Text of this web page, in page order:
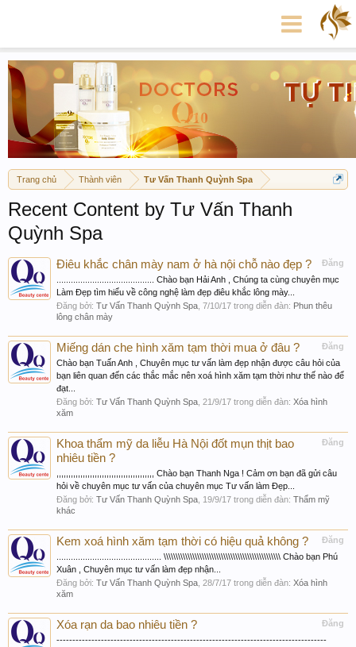
Trang chủ Thành viên Tư Vấn Thanh Quỳnh Spa
Recent Content by Tư Vấn Thanh
Quỳnh Spa
Đăng
Điêu khắc chân mày nam ở hà nội chỗ nào đẹp ?
......................................... Chào bạn Hải Anh , Chúng ta cùng chuyên mục
Làm Đẹp tìm hiểu về công nghệ làm đẹp điêu khắc lông mày...
Đăng bởi: Tư Vấn Thanh Quỳnh Spa 7/10/17 trong diễn đàn: Phun thêu
lông chân mày
Đăng
Miếng dán che hình xăm tạm thời mua ở đâu ?
Chào bạn Tuấn Anh , Chuyên mục tư vấn làm đẹp nhận được câu hỏi của
bạn liên quan đến các thắc mắc nên xoá hình xăm tạm thời như thế nào để
đạt...
Đăng bởi: Tư Vấn Thanh Quỳnh Spa 21/9/17 trong diễn đàn: Xóa hình
xăm
Đăng
Khoa thẩm mỹ da liễu Hà Nội đốt mụn thịt bao
nhiêu tiền ?
,,,,,,,,,,,,,,,,,,,,,,,,,,,,,,,,,,,,,,,,, Chào bạn Thanh Nga ! Cảm ơn bạn đã gửi câu
hỏi về chuyên mục tư vấn của chuyên mục Tư vấn làm Đẹp...
Đăng bởi: Tư Vấn Thanh Quỳnh Spa 19/9/17 trong diễn đàn: Thẩm mỹ
khác
Đăng
Kem xoá hình xăm tạm thời có hiệu quả không ?
............................................ \\\\\\\\\\\\\\\\\\\\\\\\\\\\\\\\\\\\\\\\\\\\\\\\\ Chào bạn Phú
Xuân , Chuyên mục tư vấn làm đẹp nhận...
Đăng bởi: Tư Vấn Thanh Quỳnh Spa 28/7/17 trong diễn đàn: Xóa hình
xăm
Đăng
Xóa rạn da bao nhiêu tiền ?
-------------------------------------------------------------------------------------